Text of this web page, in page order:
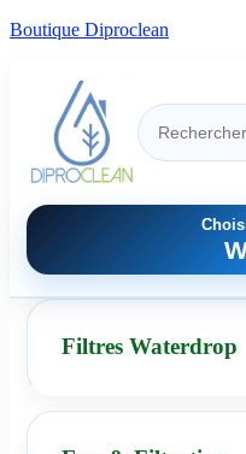
Boutique Diproclean
Filtres Waterdrop